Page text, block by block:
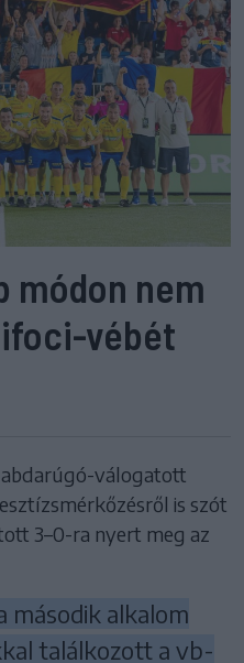
módon nem
vébét
válogatott
is szót
3–0-ra nyert meg az
második alkalom
találkozott a vb-